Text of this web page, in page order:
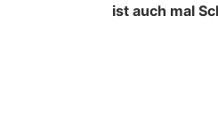
ist auch mal